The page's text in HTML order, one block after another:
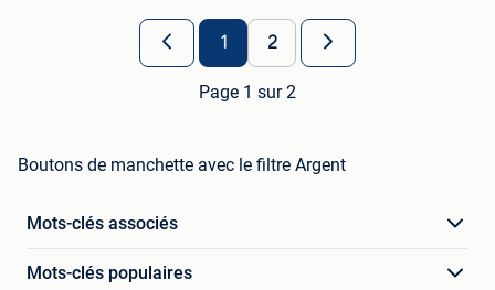
1 2
Page 1 sur 2
Boutons de manchette avec le filtre Argent
Mots-clés associés
Mots-clés populaires